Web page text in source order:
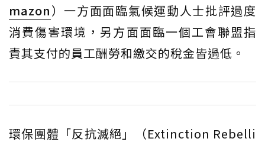
mazon）一方面面臨氣候運動人士批評過度
消費傷害環境，另方面面臨一個工會聯盟指
責其支付的員工酬勞和繳交的稅金皆過低。
環保團體「反抗滅絕」（Extinction Rebelli